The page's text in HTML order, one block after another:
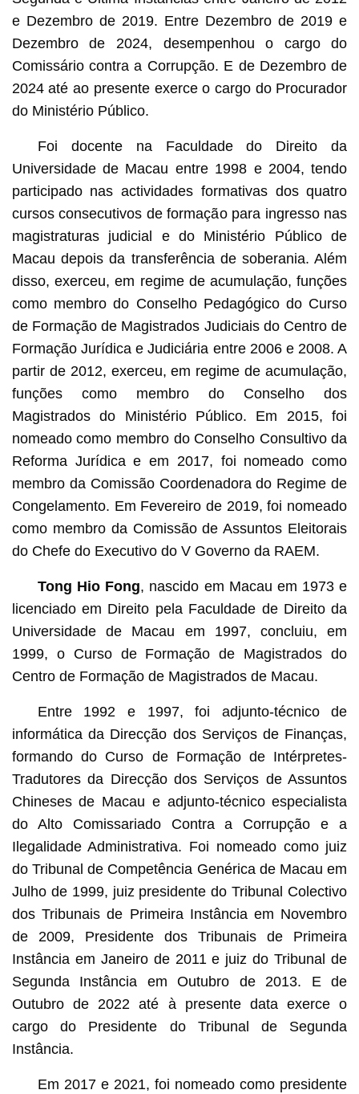
e Dezembro de 2019. Entre Dezembro de 2019 e
Dezembro de 2024, desempenhou o cargo do
Comissário contra a Corrupção. E de Dezembro de
2024 até ao presente exerce o cargo do Procurador
do Ministério Público.
Foi docente na Faculdade do Direito da
Universidade de Macau entre 1998 e 2004, tendo
participado nas actividades formativas dos quatro
cursos consecutivos de formação para ingresso nas
magistraturas judicial e do Ministério Público de
Macau depois da transferência de soberania. Além
disso, exerceu, em regime de acumulação, funções
como membro do Conselho Pedagógico do Curso
de Formação de Magistrados Judiciais do Centro de
Formação Jurídica e Judiciária entre 2006 e 2008. A
partir de 2012, exerceu, em regime de acumulação,
funções como membro do Conselho dos
Magistrados do Ministério Público. Em 2015, foi
nomeado como membro do Conselho Consultivo da
Reforma Jurídica e em 2017, foi nomeado como
membro da Comissão Coordenadora do Regime de
Congelamento. Em Fevereiro de 2019, foi nomeado
como membro da Comissão de Assuntos Eleitorais
do Chefe do Executivo do V Governo da RAEM.
Tong Hio Fong, nascido em Macau em 1973 e
licenciado em Direito pela Faculdade de Direito da
Universidade de Macau em 1997, concluiu, em
1999, o Curso de Formação de Magistrados do
Centro de Formação de Magistrados de Macau.
Entre 1992 e 1997, foi adjunto-técnico de
informática da Direcção dos Serviços de Finanças,
formando do Curso de Formação de Intérpretes-
Tradutores da Direcção dos Serviços de Assuntos
Chineses de Macau e adjunto-técnico especialista
do Alto Comissariado Contra a Corrupção e a
Ilegalidade Administrativa. Foi nomeado como juiz
do Tribunal de Competência Genérica de Macau em
Julho de 1999, juiz presidente do Tribunal Colectivo
dos Tribunais de Primeira Instância em Novembro
de 2009, Presidente dos Tribunais de Primeira
Instância em Janeiro de 2011 e juiz do Tribunal de
Segunda Instância em Outubro de 2013. E de
Outubro de 2022 até à presente data exerce o
cargo do Presidente do Tribunal de Segunda
Instância.
Em 2017 e 2021, foi nomeado como presidente